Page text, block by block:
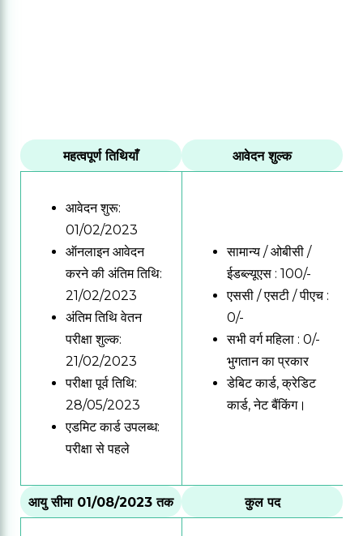
महत्वपूर्ण तिथियाँ आवेदन शुल्क
आवेदन शुरू:
01/02/2023
ऑनलाइन आवेदन
करने की अंतिम तिथि:
21/02/2023
अंतिम तिथि वेतन
परीक्षा शुल्क:
21/02/2023
परीक्षा पूर्व तिथि:
28/05/2023
एडमिट कार्ड उपलब्ध:
परीक्षा से पहले
सामान्य / ओबीसी /
ईडब्ल्यूएस : 100/-
एससी / एसटी / पीएच :
0/-
सभी वर्ग महिला : 0/-
भुगतान का प्रकार
डेबिट कार्ड, क्रेडिट
कार्ड, नेट बैंकिंग।
आयु सीमा 01/08/2023 तक कुल पद